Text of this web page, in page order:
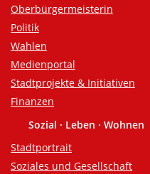
Oberbürgermeisterin
Politik
Wahlen
Medienportal
Stadtprojekte & Initiativen
Finanzen
Sozial · Leben · Wohnen
Stadtportrait
Soziales und Gesellschaft